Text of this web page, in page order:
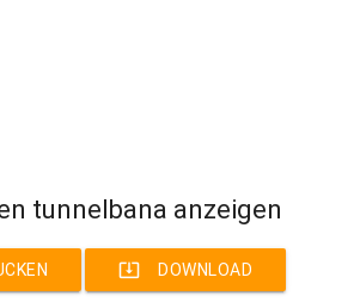
tunnelbana anzeigen
system_update_alt DOWNLOAD